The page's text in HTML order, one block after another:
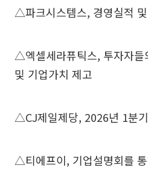
△파크시스템스, 경영실적
△엑셀세라퓨틱스, 투자자들
및 기업가치 제고
△CJ제일제당, 2026년 1분
△티에프이, 기업설명회를